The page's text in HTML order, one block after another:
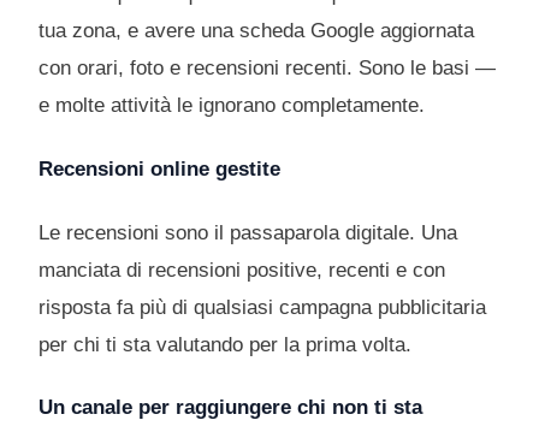
tua zona, e avere una scheda Google aggiornata
con orari, foto e recensioni recenti. Sono le basi —
e molte attività le ignorano completamente.
Recensioni online gestite
Le recensioni sono il passaparola digitale. Una
manciata di recensioni positive, recenti e con
risposta fa più di qualsiasi campagna pubblicitaria
per chi ti sta valutando per la prima volta.
Un canale per raggiungere chi non ti sta